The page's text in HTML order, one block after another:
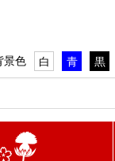
景色 白 青 黒